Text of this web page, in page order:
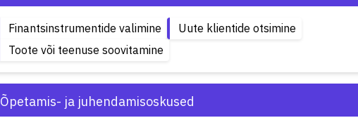
Finantsinstrumentide valimine
Uute klientide otsimine
Toote või teenuse soovitamine
Õpetamis- ja juhendamisoskused